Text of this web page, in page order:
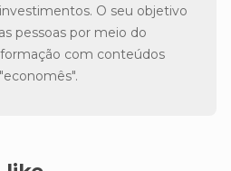
O seu objetivo
pessoas por meio do
com conteúdos